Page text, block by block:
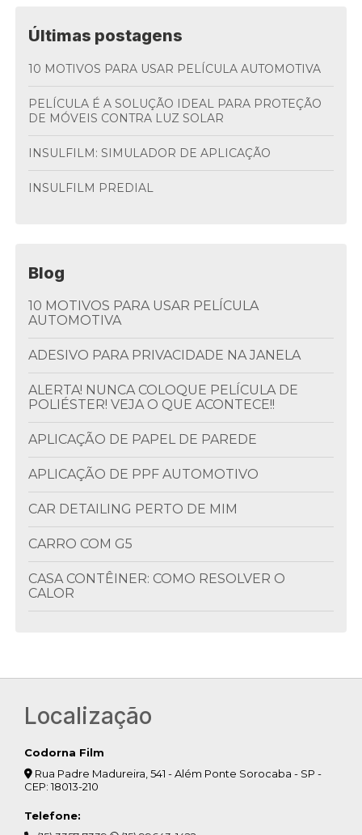
Últimas postagens
10 MOTIVOS PARA USAR PELÍCULA AUTOMOTIVA
PELÍCULA É A SOLUÇÃO IDEAL PARA PROTEÇÃO
DE MÓVEIS CONTRA LUZ SOLAR
INSULFILM: SIMULADOR DE APLICAÇÃO
INSULFILM PREDIAL
Blog
10 MOTIVOS PARA USAR PELÍCULA
AUTOMOTIVA
ADESIVO PARA PRIVACIDADE NA JANELA
ALERTA! NUNCA COLOQUE PELÍCULA DE
POLIÉSTER! VEJA O QUE ACONTECE!!
APLICAÇÃO DE PAPEL DE PAREDE
APLICAÇÃO DE PPF AUTOMOTIVO
CAR DETAILING PERTO DE MIM
CARRO COM G5
CASA CONTÊINER: COMO RESOLVER O
CALOR
PARA VIDRO
COMO ESCONDER O MOTOR DE AR
COMO ESCURECER VIDRO DE JANELA
Localização
Codorna Film
Rua Padre Madureira, 541 - Além Ponte Sorocaba - SP -
CEP: 18013-210
Telefone: